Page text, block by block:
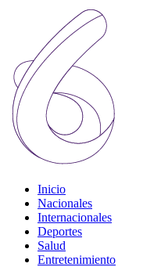
Inicio
Nacionales
Internacionales
Deportes
Salud
Entretenimiento